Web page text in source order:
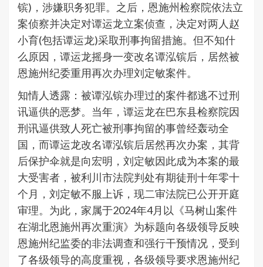
镔)，涉嫌职务犯罪。之后，恩施州检察院依法立
案侦察并决定对谭运龙立案侦查，决定对两人赵
小育(包括谭运龙)采取刑事拘留措施。但不知什
么原因，谭运龙摇身一变改名谭泓镔后，居然被
恩施州纪委重用再次办理刘定敏案件。
知情人透露：被谭泓镔办理过的案件都逃不过刑
讯逼供的恶梦。当年，谭运龙在巴东县检察院因
刑讯逼供致人死亡被刑事拘留的事曾经轰动全
国，而谭运龙改名谭泓镔后居然再次办案，其背
后保护伞就是向宏明，刘定敏因此成为本案的最
大受害者，被利川市法院判处有期徒刑十年零十
个月，刘定敏不服上诉，现二审法院已公开开庭
审理。为此，家属于2024年4月以《马树山案件
在湖北恩施州再次重演》为标题向各级领导反映
恩施州纪监委的非法调查和强行干预情况，受到
了各级领导的高度重视，各级领导要求恩施州纪